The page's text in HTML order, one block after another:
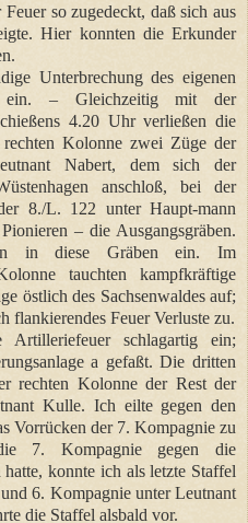
so zugedeckt, daß sich aus
Hier konnten die Erkunder
Unterbrechung des eigenen
ein. – Gleichzeitig mit der
4.20 Uhr verließen die
Kolonne zwei Züge der
Nabert, dem sich der
anschloß, bei der
8./L. 122 unter Haupt-mann
– die Ausgangsgräben.
in diese Gräben ein. Im
tauchten kampfkräftige
östlich des Sachsenwaldes auf;
flankierendes Feuer Verluste zu.
Artilleriefeuer schlagartig ein;
a gefaßt. Die dritten
rechten Kolonne der Rest der
Kulle. Ich eilte gegen den
Vorrücken der 7. Kompagnie zu
7. Kompagnie gegen die
konnte ich als letzte Staffel
6. Kompagnie unter Leutnant
die Staffel alsbald vor.